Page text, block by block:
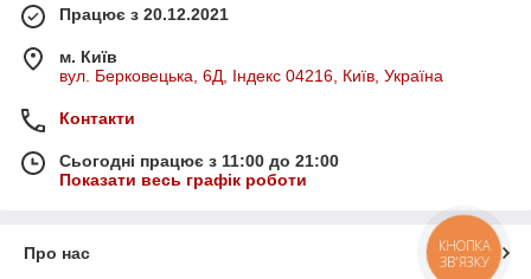
Працює з 20.12.2021
м. Київ
вул. Берковецька, 6Д, Індекс 04216, Київ, Україна
Контакти
Сьогодні працює з 11:00 до 21:00
Показати весь графік роботи
Про нас
КНОПКА
ЗВ'ЯЗКУ